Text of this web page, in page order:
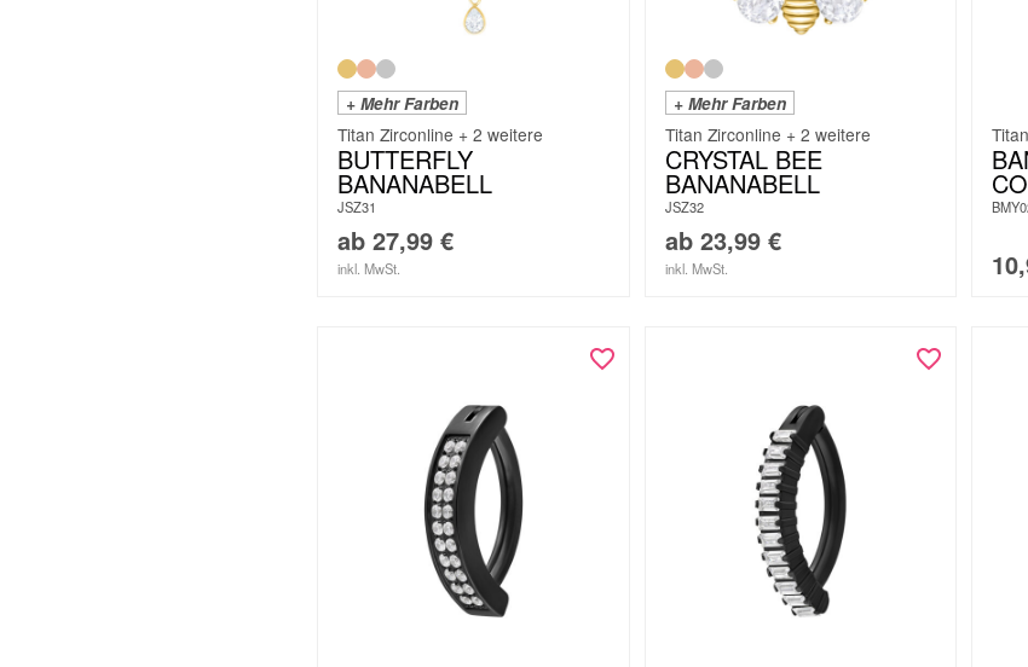
+ Mehr Farben
Titan Zirconline + 2 weitere
BUTTERFLY
BANANABELL
JSZ31
ab 27,99 €
inkl. MwSt.
+ Mehr Farben
Titan Zirconline + 2 weitere
CRYSTAL BEE
BANANABELL
JSZ32
ab 23,99 €
inkl. MwSt.